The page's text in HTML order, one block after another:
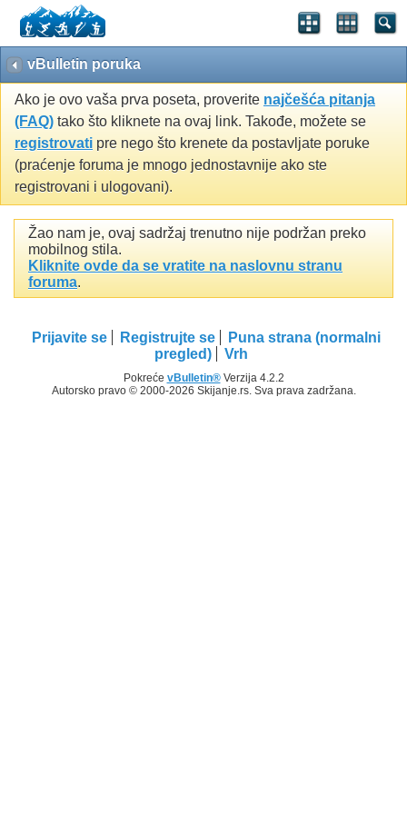
vBulletin poruka
Ako je ovo vaša prva poseta, proverite najčešća pitanja
(FAQ) tako što kliknete na ovaj link. Takođe, možete se
registrovati pre nego što krenete da postavljate poruke
(praćenje foruma je mnogo jednostavnije ako ste
registrovani i ulogovani).
Žao nam je, ovaj sadržaj trenutno nije podržan preko
mobilnog stila.
Kliknite ovde da se vratite na naslovnu stranu
foruma.
Prijavite se Registrujte se
Puna strana (normalni
pregled)
Vrh
Pokreće vBulletin®Verzija 4.2.2
Autorsko pravo © 2000-2026 Skijanje.rs. Sva prava zadržana.